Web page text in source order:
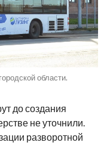
области.
до создания
не уточнили.
разворотной